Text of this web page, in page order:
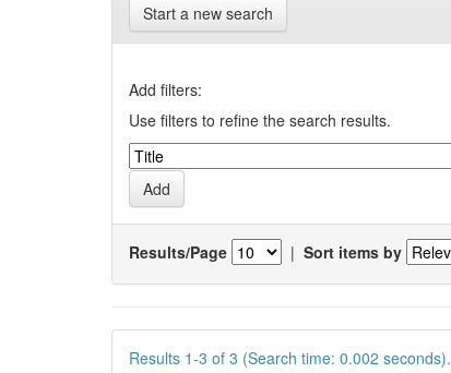
Start a new search
Add filters:
Use filters to refine the search results.
Results/Page | Sort items by
Results 1-3 of 3 (Search time: 0.002 seconds).